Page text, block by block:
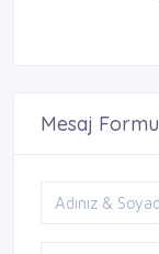
Mesaj Formu